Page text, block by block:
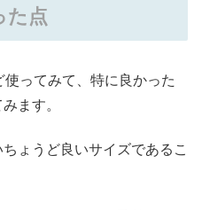
た点
ってみて、特に良かった
ます。
ょうど良いサイズであるこ